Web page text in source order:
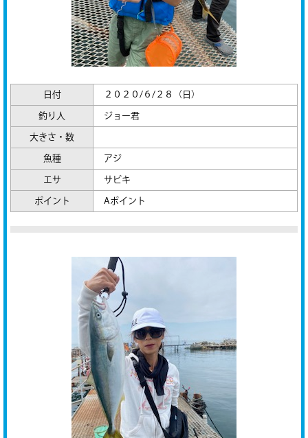
日付 ２０２０/６/２８（日）
釣り人 ジョー君
大きさ・数
魚種 アジ
エサ サビキ
ポイント Aポイント